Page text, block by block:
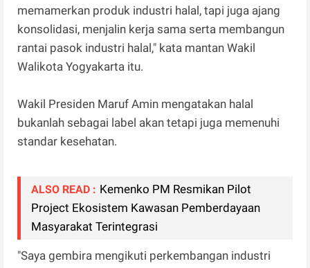
memamerkan produk industri halal, tapi juga ajang
konsolidasi, menjalin kerja sama serta membangun
rantai pasok industri halal," kata mantan Wakil
Walikota Yogyakarta itu.
Wakil Presiden Maruf Amin mengatakan halal
bukanlah sebagai label akan tetapi juga memenuhi
standar kesehatan.
ALSO READ : Kemenko PM Resmikan Pilot
Project Ekosistem Kawasan Pemberdayaan
Masyarakat Terintegrasi
"Saya gembira mengikuti perkembangan industri